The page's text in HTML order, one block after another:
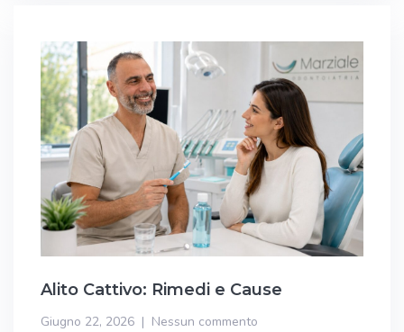
Alito Cattivo: Rimedi e Cause
Giugno 22, 2026 Nessun commento